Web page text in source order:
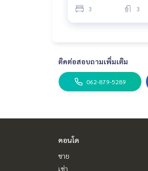
✨ รับซื้อ รับจำนอง
Follow Us On :
Website :https://
Facebook : HOME -
Youtube : HOME Real
#รับฝากขายคอนโด #รั
3
3
ติดต่อสอบถามเพิ่มเติม
062-879-5289
คอนโด
ขาย
เช่า